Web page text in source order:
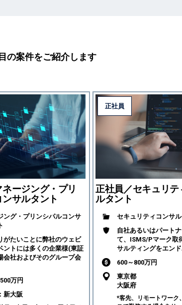
の案件をご紹介します
ージング・プリ
サルタント
ング・プリンシパルコンサ
がたいことに弊社のウェビ
ントには多くの企業様(東証
会社およびそのグループ会
万円
新大阪
正社員／セキュリテ
ルタント
正社員
セキュリティコンサ
自社あるいはパート
て、ISMS/Pマーク取
サルティングをエン
600～800万円
東京都
大阪府
*客先、リモートワーク